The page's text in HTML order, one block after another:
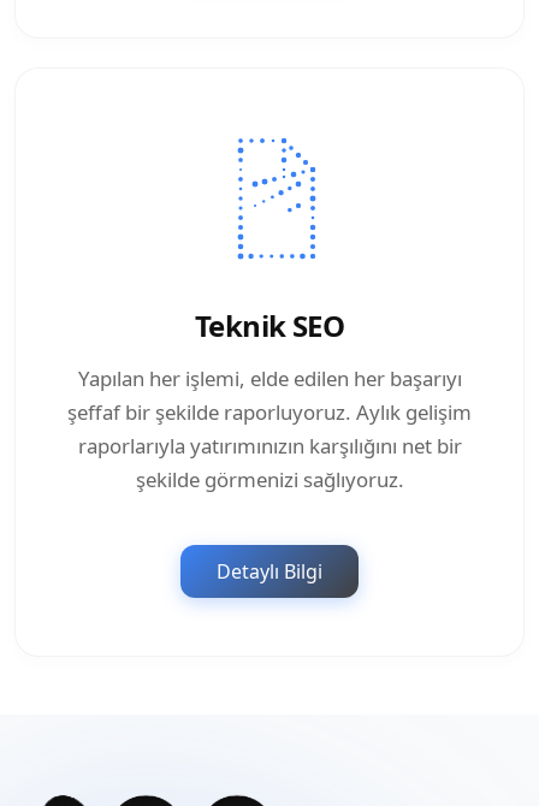
Teknik SEO
Yapılan her işlemi, elde edilen her başarıyı
şeffaf bir şekilde raporluyoruz. Aylık gelişim
raporlarıyla yatırımınızın karşılığını net bir
şekilde görmenizi sağlıyoruz.
Detaylı Bilgi